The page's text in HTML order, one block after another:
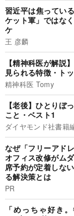
習近平は焦ってい
ケット軍」ではな
ケ
王 彦麟
【精神科医が解説
見られる特徴・ト
精神科医 Tomy
【老後】ひとりぼ
こと・ベスト1
ダイヤモンド社書籍
なぜ「フリーアド
オフィス改修がム
席予約が定着しな
る解決策とは
PR
「めっちゃ好き